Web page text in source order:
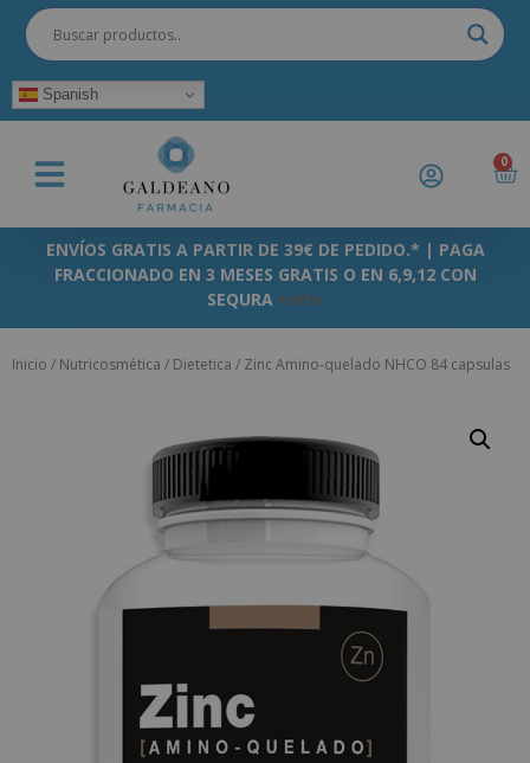
Spanish
0
ENVÍOS GRATIS A PARTIR DE 39€ DE PEDIDO.* | PAGA
FRACCIONADO EN 3 MESES GRATIS O EN 6,9,12 CON
SEQURA +info
Inicio / Nutricosmética / Dietetica / Zinc Amino-quelado NHCO 84 capsulas